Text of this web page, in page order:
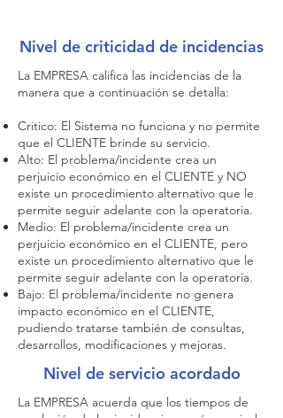
Nivel de criticidad de incidencias
La EMPRESA califica las incidencias de la
manera que a continuación se detalla:
Critico: El Sistema no funciona y no permite
que el CLIENTE brinde su servicio.
Alto: El problema/incidente crea un
perjuicio económico en el CLIENTE y NO
existe un procedimiento alternativo que le
permite seguir adelante con la operatoria.
Medio: El problema/incidente crea un
perjuicio económico en el CLIENTE, pero
existe un procedimiento alternativo que le
permite seguir adelante con la operatoria.
Bajo: El problema/incidente no genera
impacto económico en el CLIENTE,
pudiendo tratarse también de consultas,
desarrollos, modificaciones y mejoras.
Nivel de servicio acordado
La EMPRESA acuerda que los tiempos de